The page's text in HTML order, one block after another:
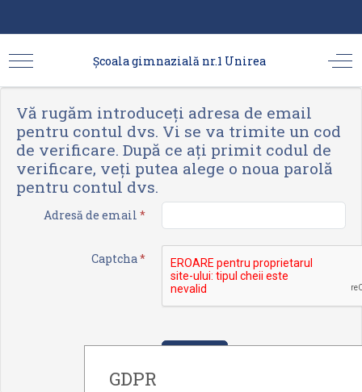
Şcoala gimnazială nr.1 Unirea
Vă rugăm introduceți adresa de email
pentru contul dvs. Vi se va trimite un cod
de verificare. După ce ați primit codul de
verificare, veți putea alege o noua parolă
pentru contul dvs.
Adresă de email *
Captcha *
Adaugă
GDPR